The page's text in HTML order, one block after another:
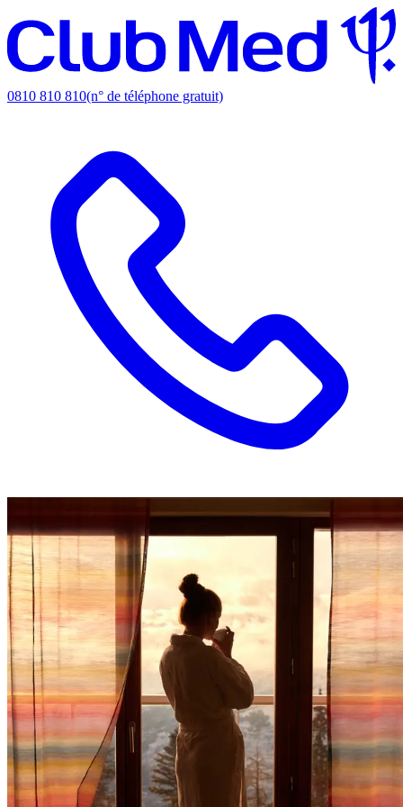
0810 810 810(n° de téléphone gratuit)